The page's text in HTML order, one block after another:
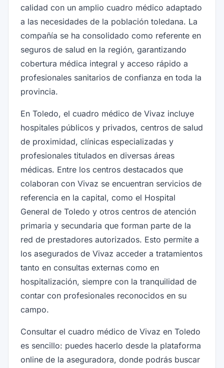
calidad con un amplio cuadro médico adaptado
a las necesidades de la población toledana. La
compañía se ha consolidado como referente en
seguros de salud en la región, garantizando
cobertura médica integral y acceso rápido a
profesionales sanitarios de confianza en toda la
provincia.
En Toledo, el cuadro médico de Vivaz incluye
hospitales públicos y privados, centros de salud
de proximidad, clínicas especializadas y
profesionales titulados en diversas áreas
médicas. Entre los centros destacados que
colaboran con Vivaz se encuentran servicios de
referencia en la capital, como el Hospital
General de Toledo y otros centros de atención
primaria y secundaria que forman parte de la
red de prestadores autorizados. Esto permite a
los asegurados de Vivaz acceder a tratamientos
tanto en consultas externas como en
hospitalización, siempre con la tranquilidad de
contar con profesionales reconocidos en su
campo.
Consultar el cuadro médico de Vivaz en Toledo
es sencillo: puedes hacerlo desde la plataforma
online de la aseguradora, donde podrás buscar